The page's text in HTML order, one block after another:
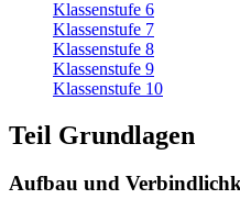
Klassenstufe 6
Klassenstufe 7
Klassenstufe 8
Klassenstufe 9
Klassenstufe 10
Teil Grundlagen
Aufbau und